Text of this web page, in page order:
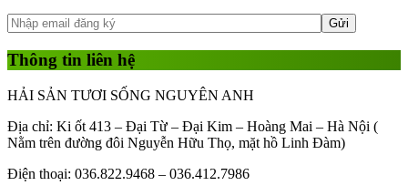
Thông tin liên hệ
HẢI SẢN TƯƠI SỐNG NGUYÊN ANH
Địa chỉ: Ki ốt 413 – Đại Từ – Đại Kim – Hoàng Mai – Hà Nội (
Nằm trên đường đôi Nguyễn Hữu Thọ, mặt hồ Linh Đàm)
Điện thoại: 036.822.9468 – 036.412.7986